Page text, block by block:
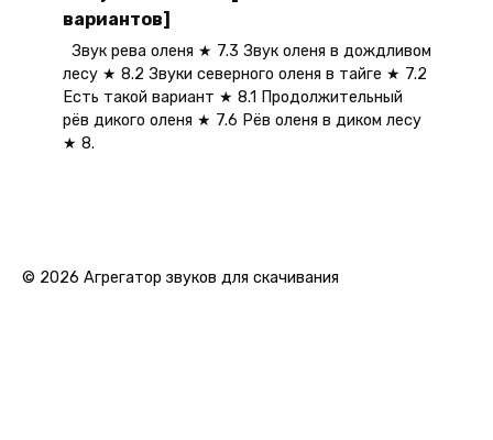
вариантов]
Звук рева оленя ★ 7.3 Звук оленя в дождливом
лесу ★ 8.2 Звуки северного оленя в тайге ★ 7.2
Есть такой вариант ★ 8.1 Продолжительный
рёв дикого оленя ★ 7.6 Рёв оленя в диком лесу
★ 8.
© 2026 Агрегатор звуков для скачивания